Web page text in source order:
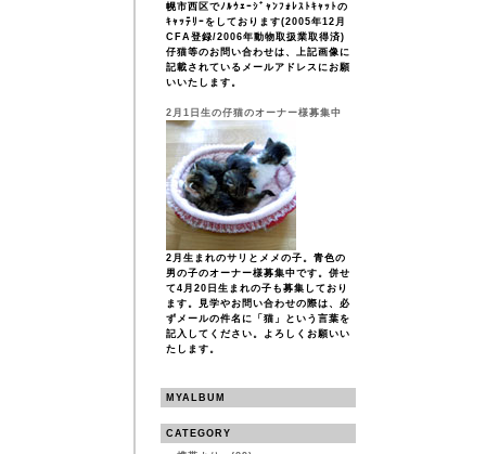
幌市西区でﾉﾙｳｪｰｼﾞｬﾝﾌｫﾚｽﾄｷｬｯﾄの
ｷｬｯﾃﾘｰをしております(2005年12月
CFA登録/2006年動物取扱業取得済)
仔猫等のお問い合わせは、上記画像に
記載されているメールアドレスにお願
いいたします。
2月1日生の仔猫のオーナー様募集中
2月生まれのサリとメメの子。青色の
男の子のオーナー様募集中です。併せ
て4月20日生まれの子も募集しており
ます。見学やお問い合わせの際は、必
ずメールの件名に「猫」という言葉を
記入してください。よろしくお願いい
たします。
MYALBUM
CATEGORY